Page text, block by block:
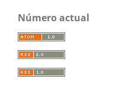
Número actual